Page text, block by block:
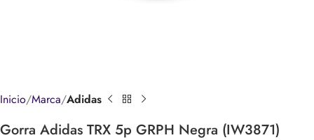
Inicio Marca Adidas
Gorra Adidas TRX 5p GRPH Negra (IW3871)